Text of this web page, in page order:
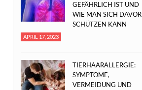
GEFÄHRLICH IST UND
WIE MAN SICH DAVOR
SCHÜTZEN KANN
APRIL 17, 2023
TIERHAARALLERGIE:
SYMPTOME,
VERMEIDUNG UND